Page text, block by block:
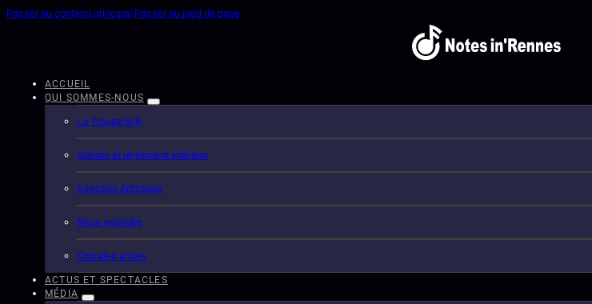
Passer au contenu principal Passer au pied de page
ACCUEIL
QUI SOMMES-NOUS
La Troupe NIR
Statuts et règlement intérieur
Direction Artistique
Nous rejoindre
Chorales amies
ACTUS ET SPECTACLES
MÉDIA